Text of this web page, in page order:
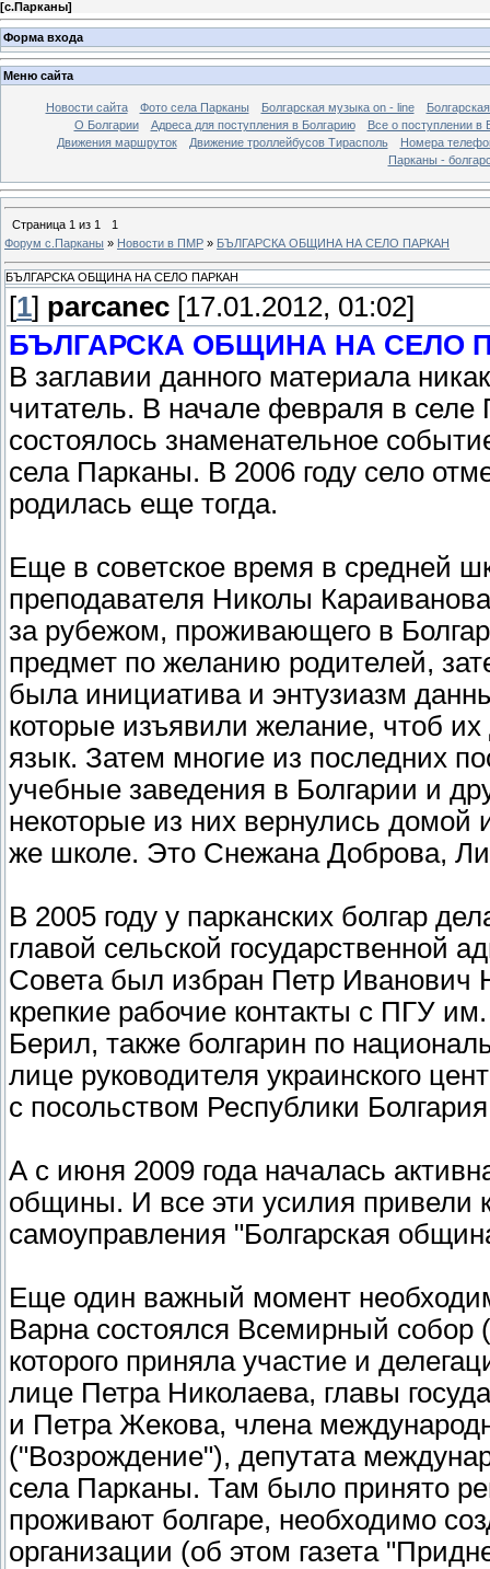
[с.Парканы]
Форма входа
Меню сайта
Новости сайта Фото села Парканы Болгарская музыка on - line
О Болгарии
Адреса для поступления в Болгарию
Все о поступлении в
Движения маршруток
Движение троллейбусов Тирасполь
Номера
Парканы -
Страница 1 из 1
1
Форум с.Парканы » Новости в ПМР » БЪЛГАРСКА ОБЩИНА НА СЕЛО ПАРКАН
БЪЛГАРСКА ОБЩИНА НА СЕЛО ПАРКАН
[1] parcanec [17.01.2012, 01:02]
БЪЛГАРСКА ОБЩИНА НА СЕЛО
В заглавии данного материала
читатель. В начале февраля в
состоялось знаменательное
села Парканы. В 2006 году село
родилась еще тогда.
Еще в советское время в средней
преподавателя Николы
за рубежом, проживающего в
предмет по желанию родителей,
была инициатива и энтузиазм
которые изъявили желание, чтоб
язык. Затем многие из последних
учебные заведения в Болгарии и
некоторые из них вернулись домой
же школе. Это Снежана Доброва,
В 2005 году у парканских болгар
главой сельской государственной
Совета был избран Петр Иванович
крепкие рабочие контакты с ПГУ
Берил, также болгарин по
лице руководителя украинского
с посольством Республики
А с июня 2009 года началась
общины. И все эти усилия привели
самоуправления "Болгарская
Еще один важный момент
Варна состоялся Всемирный собор
которого приняла участие и
лице Петра Николаева, главы
и Петра Жекова, члена
("Возрождение"), депутата
села Парканы. Там было принято
проживают болгаре, необходимо
организации (об этом газета